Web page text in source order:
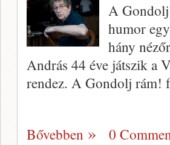
A
humor
hány
András 44 éve játszik a
rendez. A Gondolj rám!
Bővebben 0